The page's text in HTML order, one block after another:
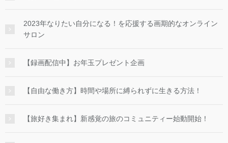
2023年なりたい自分になる！を応援する画期的なオンライン
サロン
【録画配信中】お年玉プレゼント企画
【自由な働き方】時間や場所に縛られずに生きる方法！
【旅好き集まれ】新感覚の旅のコミュニティー始動開始！